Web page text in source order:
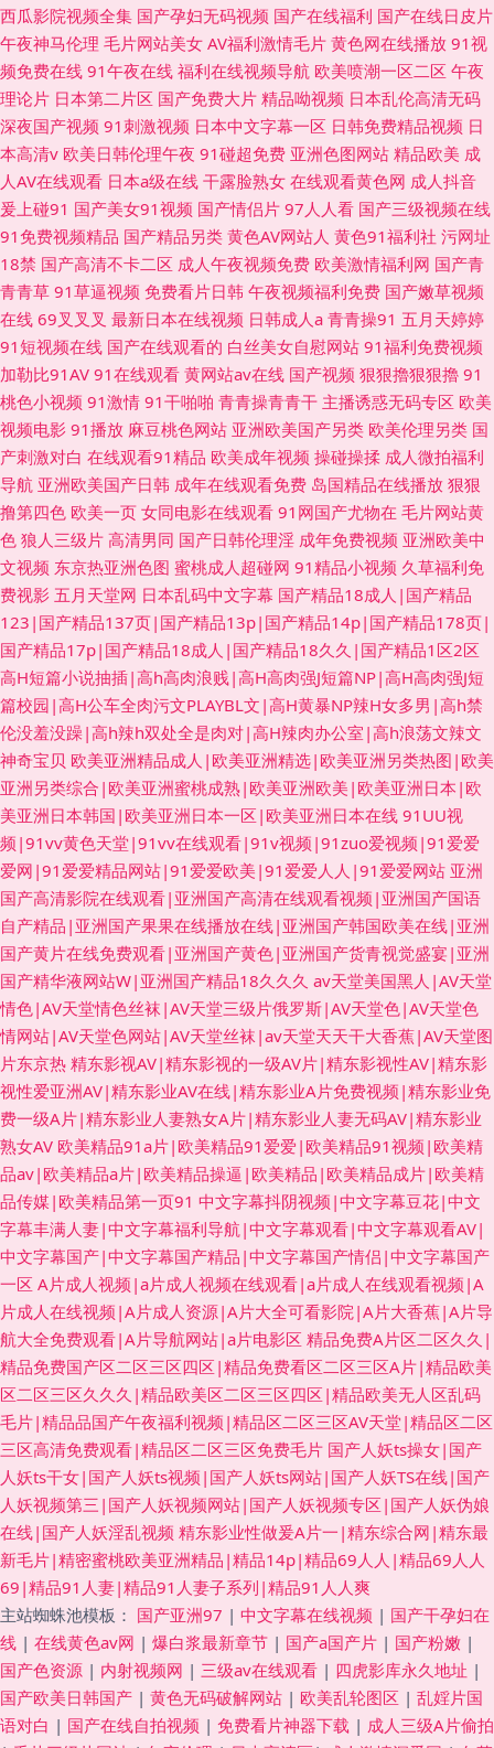
西瓜影院视频全集 国产孕妇无码视频 国产在线福利 国产在线日皮片
午夜神马伦理 毛片网站美女 AV福利激情毛片 黄色网在线播放 91视
频免费在线 91午夜在线 福利在线视频导航 欧美喷潮一区二区 午夜
理论片 日本第二片区 国产免费大片 精品呦视频 日本乱伦高清无码
深夜国产视频 91刺激视频 日本中文字幕一区 日韩免费精品视频 日
本高清v 欧美日韩伦理午夜 91碰超免费 亚洲色图网站 精品欧美 成
人AV在线观看 日本a级在线 干露脸熟女 在线观看黄色网 成人抖音
爰上碰91 国产美女91视频 国产情侣片 97人人看 国产三级视频在线
91免费视频精品 国产精品另类 黄色AV网站人 黄色91福利社 污网址
18禁 国产高清不卡二区 成人午夜视频免费 欧美激情福利网 国产青
青青草 91草逼视频 免费看片日韩 午夜视频福利免费 国产嫩草视频
在线 69叉叉叉 最新日本在线视频 日韩成人a 青青操91 五月天婷婷
91短视频在线 国产在线观看的 白丝美女自慰网站 91福利免费视频
加勒比91AV 91在线观看 黄网站av在线 国产视频 狠狠擼狠狠擼 91
桃色小视频 91激情 91干啪啪 青青操青青干 主播诱惑无码专区 欧美
视频电影 91播放 麻豆桃色网站 亚洲欧美国产另类 欧美伦理另类 国
产刺激对白 在线观看91精品 欧美成年视频 操碰操揉 成人微拍福利
导航 亚洲欧美国产日韩 成年在线观看免费 岛国精品在线播放 狠狠
撸第四色 欧美一页 女同电影在线观看 91网国产尤物在 毛片网站黄
色 狼人三级片 高清男同 国产日韩伦理淫 成年免费视频 亚洲欧美中
文视频 东京热亚洲色图 蜜桃成人超碰网 91精品小视频 久草福利免
费视影 五月天堂网 日本乱码中文字幕 国产精品18成人|国产精品
123|国产精品137页|国产精品13p|国产精品14p|国产精品178页|
国产精品17p|国产精品18成人|国产精品18久久|国产精品1区2区
高H短篇小说抽插|高h高肉浪贱|高H高肉强J短篇NP|高H高肉强J短
篇校园|高H公车全肉污文PLAYBL文|高H黄暴NP辣H女多男|高h禁
伦没羞没躁|高h辣h双处全是肉对|高H辣肉办公室|高h浪荡文辣文
神奇宝贝 欧美亚洲精品成人|欧美亚洲精选|欧美亚洲另类热图|欧美
亚洲另类综合|欧美亚洲蜜桃成熟|欧美亚洲欧美|欧美亚洲日本|欧
美亚洲日本韩国|欧美亚洲日本一区|欧美亚洲日本在线 91UU视
频|91vv黄色天堂|91vv在线观看|91v视频|91zuo爱视频|91爱爱
爱网|91爱爱精品网站|91爱爱欧美|91爱爱人人|91爱爱网站 亚洲
国产高清影院在线观看|亚洲国产高清在线观看视频|亚洲国产国语
自产精品|亚洲国产果果在线播放在线|亚洲国产韩国欧美在线|亚洲
国产黄片在线免费观看|亚洲国产黄色|亚洲国产货青视觉盛宴|亚洲
国产精华液网站W|亚洲国产精品18久久久 av天堂美国黑人|AV天堂
情色|AV天堂情色丝袜|AV天堂三级片俄罗斯|AV天堂色|AV天堂色
情网站|AV天堂色网站|AV天堂丝袜|av天堂天天干大香蕉|AV天堂图
片东京热 精东影视AV|精东影视的一级AV片|精东影视性AV|精东影
视性爱亚洲AV|精东影业AV在线|精东影业A片免费视频|精东影业免
费一级A片|精东影业人妻熟女A片|精东影业人妻无码AV|精东影业
熟女AV 欧美精品91a片|欧美精品91爱爱|欧美精品91视频|欧美精
品av|欧美精品a片|欧美精品操逼|欧美精品|欧美精品成片|欧美精
品传媒|欧美精品第一页91 中文字幕抖阴视频|中文字幕豆花|中文
字幕丰满人妻|中文字幕福利导航|中文字幕观看|中文字幕观看AV|
中文字幕国产|中文字幕国产精品|中文字幕国产情侣|中文字幕国产
一区 A片成人视频|a片成人视频在线观看|a片成人在线观看视频|A
片成人在线视频|A片成人资源|A片大全可看影院|A片大香蕉|A片导
航大全免费观看|A片导航网站|a片电影区 精品免费A片区二区久久|
精品免费国产区二区三区四区|精品免费看区二区三区A片|精品欧美
区二区三区久久久|精品欧美区二区三区四区|精品欧美无人区乱码
毛片|精品品国产午夜福利视频|精品区二区三区AV天堂|精品区二区
三区高清免费观看|精品区二区三区免费毛片 国产人妖ts操女|国产
人妖ts干女|国产人妖ts视频|国产人妖ts网站|国产人妖TS在线|国产
人妖视频第三|国产人妖视频网站|国产人妖视频专区|国产人妖伪娘
在线|国产人妖淫乱视频 精东影业性做爰A片一|精东综合网|精东最
新毛片|精密蜜桃欧美亚洲精品|精品14p|精品69人人|精品69人人
69|精品91人妻|精品91人妻子系列|精品91人人爽
主站蜘蛛池模板： 国产亚洲97 | 中文字幕在线视频 | 国产干孕妇在
线 | 在线黄色av网 | 爆白浆最新章节 | 国产a国产片 | 国产粉嫩 |
国产色资源 | 内射视频网 | 三级av在线观看 | 四虎影库永久地址 |
国产欧美日韩国产 | 黄色无码破解网站 | 欧美乱轮图区 | 乱婬片国
语对白 | 国产在线自拍视频 | 免费看片神器下载 | 成人三级A片偷拍